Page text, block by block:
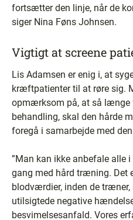
fortsætter den linje, når de
siger Nina Føns Johnsen.
Vigtigt at screene
Lis Adamsen er enig i, at
kræftpatienter til at røre sig.
opmærksom på, at så længe
behandling, skal den hårde
foregå i samarbejde med
”Man kan ikke anbefale alle
gang med hård træning. Det
blodværdier, inden de træner,
utilsigtede negative
besvimelsesanfald. Vores